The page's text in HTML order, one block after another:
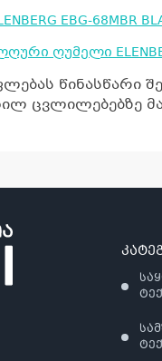
EBG-68MBR
ღუმელი
წინასწარი
ცვლილებებზე